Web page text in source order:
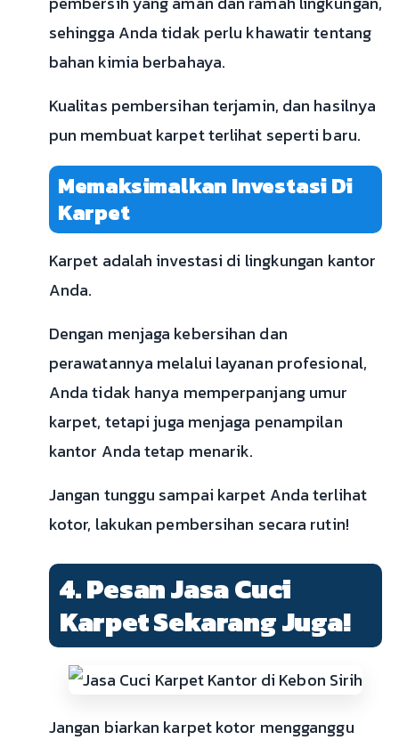
sehingga Anda tidak perlu khawatir tentang
bahan kimia berbahaya.
Kualitas pembersihan terjamin, dan hasilnya
pun membuat karpet terlihat seperti baru.
Memaksimalkan Investasi Di
Karpet
Karpet adalah investasi di lingkungan kantor
Anda.
Dengan menjaga kebersihan dan
perawatannya melalui layanan profesional,
Anda tidak hanya memperpanjang umur
karpet, tetapi juga menjaga penampilan
kantor Anda tetap menarik.
Jangan tunggu sampai karpet Anda terlihat
kotor, lakukan pembersihan secara rutin!
4. Pesan Jasa Cuci
Karpet Sekarang Juga!
Jangan biarkan karpet kotor mengganggu